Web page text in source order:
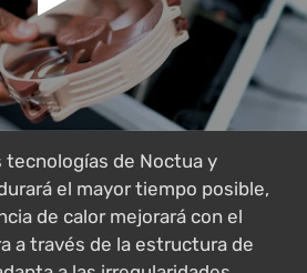
tecnologías de Noctua y
el mayor tiempo posible,
de calor mejorará con el
a través de la estructura de